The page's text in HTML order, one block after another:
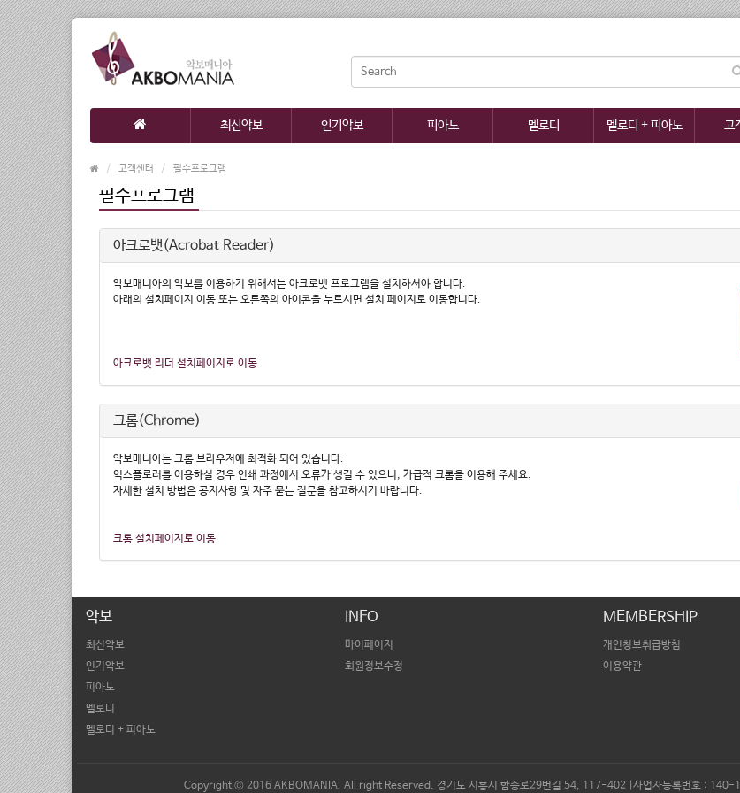
최신악보 인기악보 피아노 멜로디 멜로디 + 피아노 고
고객센터 필수프로그램
필수프로그램
아크로뱃(Acrobat Reader)
악보매니아의 악보를 이용하기 위해서는 아크로뱃 프로그램을 설치하셔야 합니다.
아래의 설치페이지 이동 또는 오른쪽의 아이콘을 누르시면 설치 페이지로 이동합니다.
아크로뱃 리더 설치페이지로 이동
크롬(Chrome)
악보매니아는 크롬 브라우저에 최적화 되어 있습니다.
익스플로러를 이용하실 경우 인쇄 과정에서 오류가 생길 수 있으니, 가급적 크롬을 이용해 주세요.
자세한 설치 방법은 공지사항 및 자주 묻는 질문을 참고하시기 바랍니다.
크롬 설치페이지로 이동
악보
최신악보
인기악보
피아노
멜로디
멜로디 + 피아노
INFO
마이페이지
회원정보수정
MEMBERSHIP
개인청보취급방침
이용약관
Copyright © 2016 AKBOMANIA. All right Reserved. 경기도 시흥시 함송로29번길 54, 117-402 |사업자등록번호 :